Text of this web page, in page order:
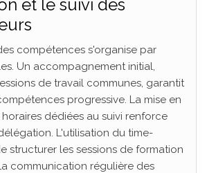
et le suivi des
compétences s'organise par
Un accompagnement initial,
de travail communes, garantit
progressive. La mise en
dédiées au suivi renforce
L'utilisation du time-
structurer les sessions de formation
communication régulière des